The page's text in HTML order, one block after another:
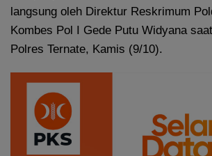
langsung oleh Direktur Reskrimum
Kombes Pol I Gede Putu Widyana
Polres Ternate, Kamis (9/10).